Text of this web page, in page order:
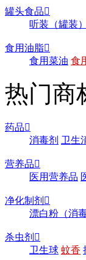
罐头食品
听装（罐装
食用油脂
食用菜油 食
热门商
药品
消毒剂 卫生
营养品
医用营养品
净化制剂 
漂白粉（消毒
杀虫剂 
卫生球 蚊香